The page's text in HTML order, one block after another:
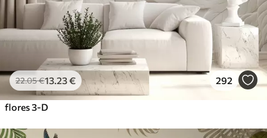
22.05€13 .23€ 292
flores 3-D